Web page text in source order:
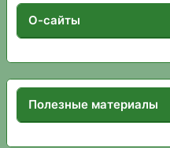
О-сайты
Полезные материалы